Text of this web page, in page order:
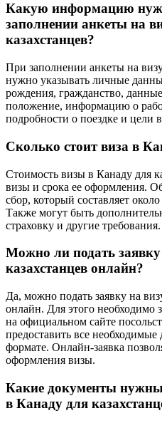
Какую информацию
заполнении анкеты на
казахстанцев?
При заполнении анкеты на
нужно указывать личные
рождения, гражданство,
положение, информацию о
подробности о поездке и цели
Сколько стоит виза в
Стоимость визы в Канаду для
визы и срока ее оформления.
сбор, который составляет
Также могут быть
страховку и другие требования.
Можно ли подать
казахстанцев онлайн?
Да, можно подать заявку на
онлайн. Для этого необходимо
на официальном сайте
предоставить все
формате. Онлайн-заявка
оформления визы.
Какие документы
в Канаду для